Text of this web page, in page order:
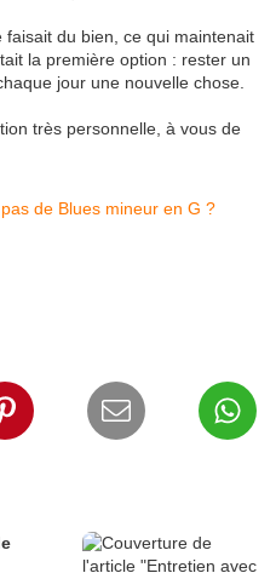
du bien, ce qui maintenait
la première option : rester un
jour une nouvelle chose.
très personnelle, à vous de